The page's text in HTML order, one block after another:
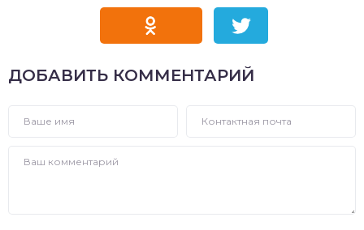
ДОБАВИТЬ КОММЕНТАРИЙ